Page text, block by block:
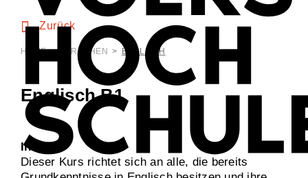
Zurück
HOME > SPRACHEN > ENGLISCH
Englisch B1
Inhalt
Dieser Kurs richtet sich an alle, die bereits